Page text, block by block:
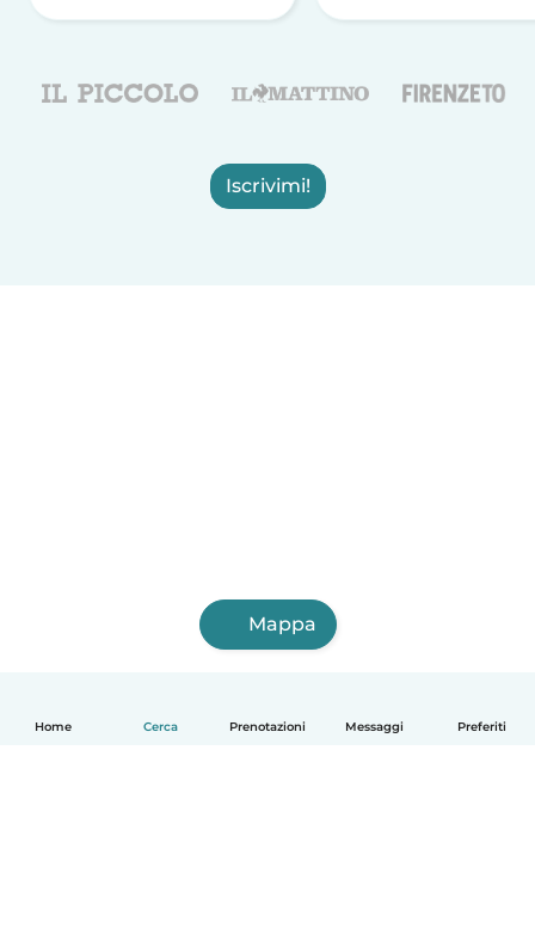
Home Cerca Prenotazioni Messaggi Preferiti
Iscrivimi!
Mappa